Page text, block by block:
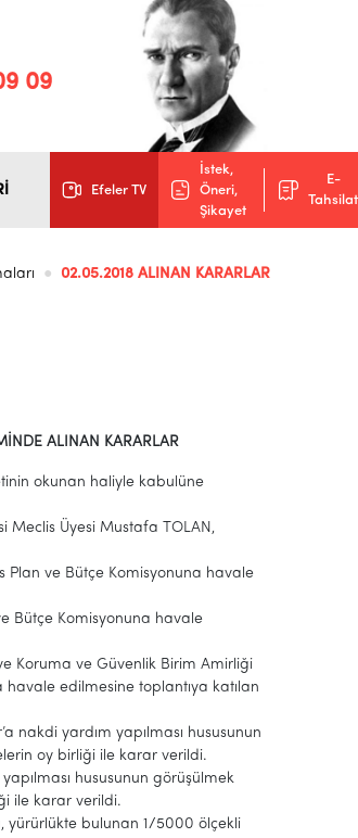
09
Efeler TV
İstek,
Öneri,
Şikayet
E-
Tahsilat
02.05.2018 ALINAN KARARLAR
ALINAN KARARLAR
okunan haliyle kabulüne
Meclis Üyesi Mustafa TOLAN,
Plan ve Bütçe Komisyonuna havale
Bütçe Komisyonuna havale
Koruma ve Güvenlik Birim Amirliği
havale edilmesine toplantıya katılan
nakdi yardım yapılması hususunun
oy birliği ile karar verildi.
hususunun görüşülmek
ile karar verildi.
yürürlükte bulunan 1/5000 ölçekli